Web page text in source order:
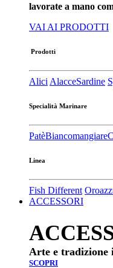
lavorate a mano
VAI AI PRODOTTI
Prodotti
Alici AlacceSardine
Specialità Marinare
Patè​Biancomangiare
Linea
Fish Different
ACCESSORI
Arte e tradizione
SCOPRI